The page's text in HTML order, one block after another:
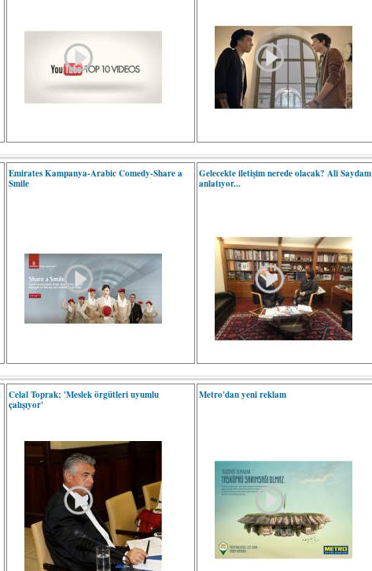
Emirates Kampanya-Arabic Comedy-Share a
Smile
Gelecekte iletişim nerede olacak? Ali Saydam
anlatıyor...
Celal Toprak; 'Meslek örgütleri uyumlu
çalışıyor'
Metro'dan yeni reklam